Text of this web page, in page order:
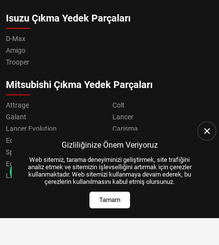
Isuzu Çıkma Yedek Parçaları
D-Max
Amigo
Trooper
Mitsubishi Çıkma Yedek Parçaları
Attrage
Colt
Galant
Lancer
Lancer Evolution
Carisma
Eclipse
Grandis
Space Star
Eclipse Cross
OUTLANDER
L200
Pajero
Gizliliğinize Önem Veriyoruz
Web sitemiz, tarama deneyiminizi geliştirmek, site trafiğini
analiz etmek ve sitemizin işlevselliğini artırmak için çerezler
kullanmaktadır. Web sitemizi kullanmaya devam ederek, bu
çerezlerin kullanılmasını kabul etmiş olursunuz.
Tamam